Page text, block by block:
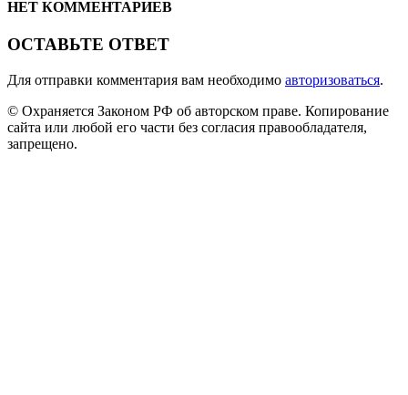
НЕТ КОММЕНТАРИЕВ
ОСТАВЬТЕ ОТВЕТ
Для отправки комментария вам необходимо авторизоваться.
© Охраняется Законом РФ об авторском праве. Копирование
сайта или любой его части без согласия правообладателя,
запрещено.